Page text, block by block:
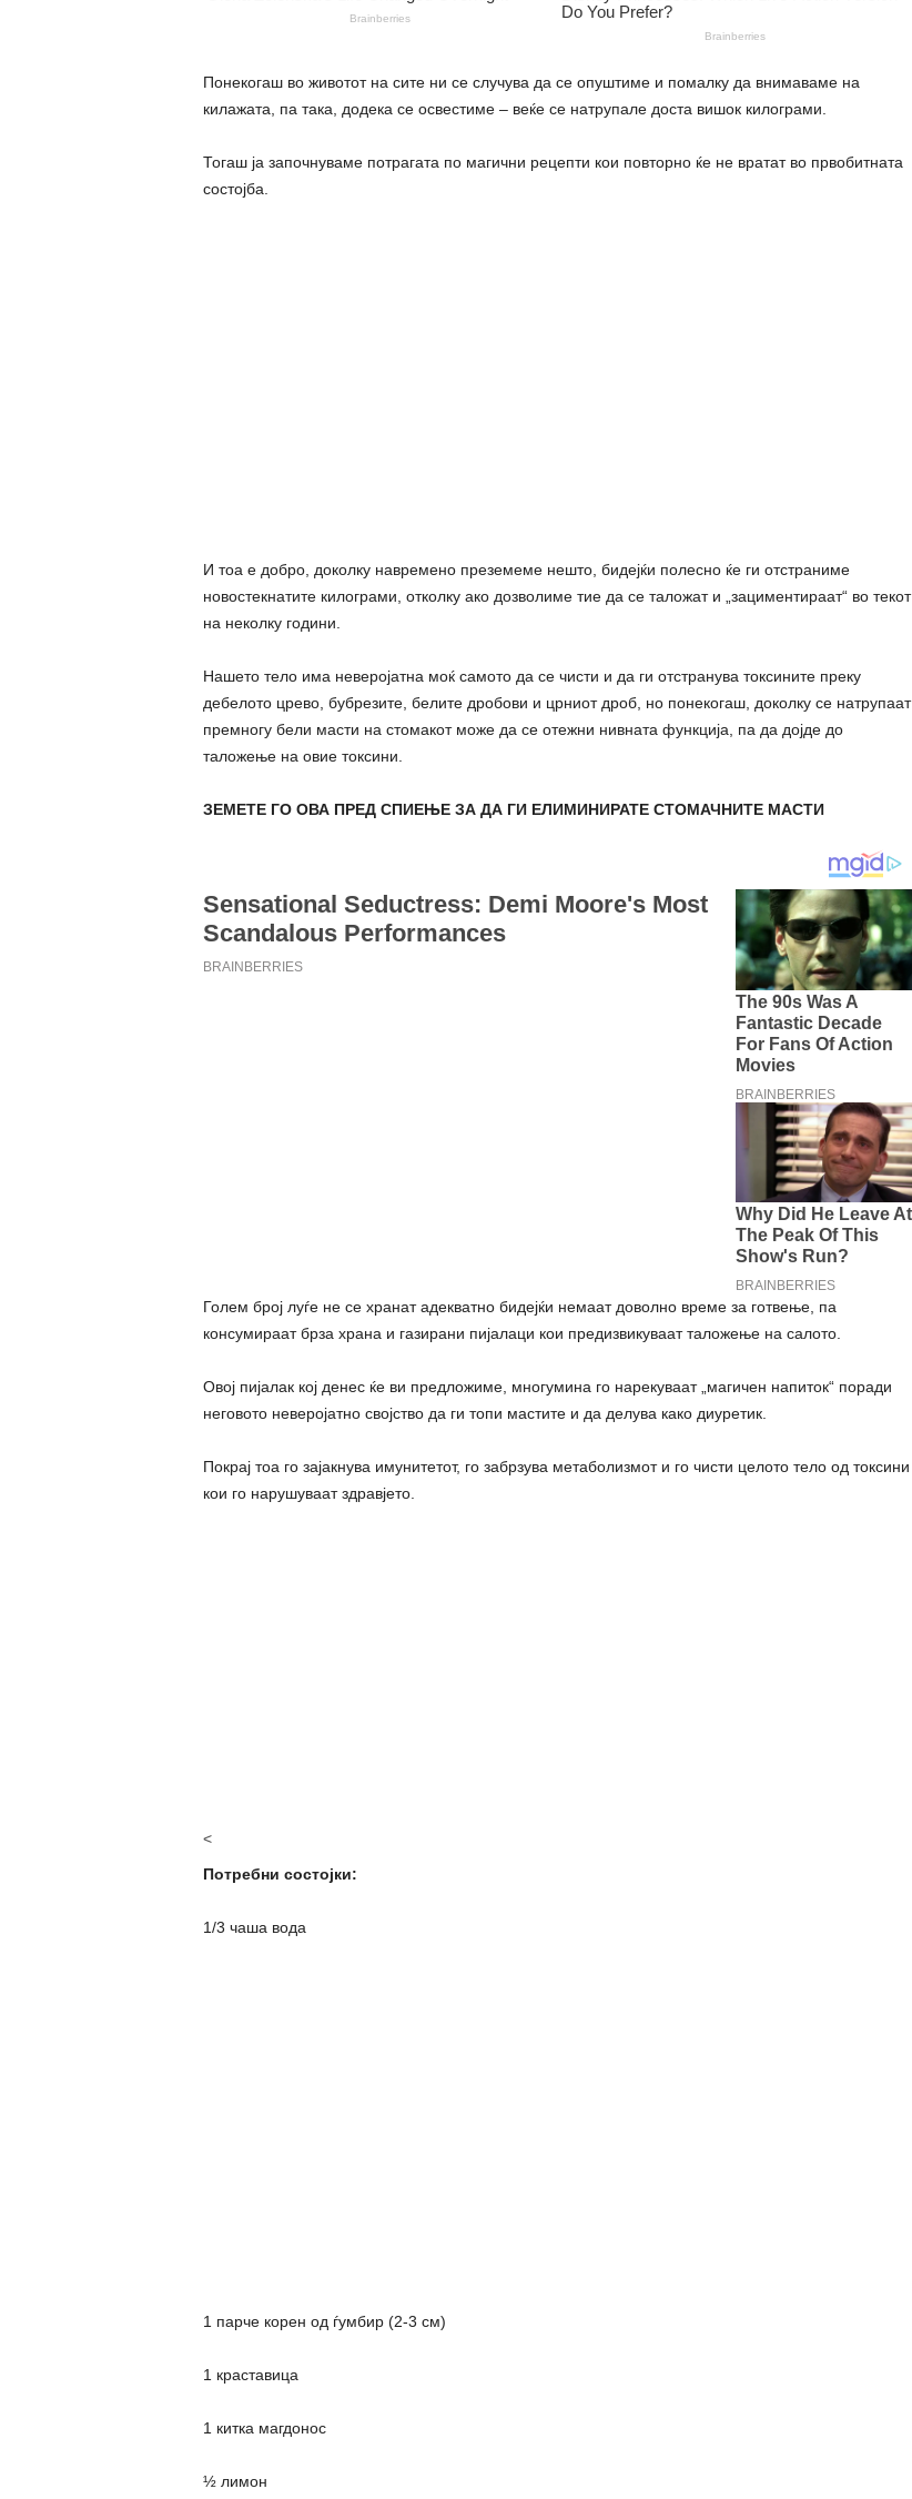
Понекогаш во животот на сите ни се случува да се опуштиме и помалку да внимаваме на
килажата, па така, додека се освестиме – веќе се натрупале доста вишок килограми.
Тогаш ја започнуваме потрагата по магични рецепти кои повторно ќе не вратат во првобитната
состојба.
И тоа е добро, доколку навремено преземеме нешто, бидејќи полесно ќе ги отстраниме
новостекнатите килограми, отколку ако дозволиме тие да се таложат и „зациментираат“ во текот
на неколку години.
Нашето тело има неверојатна моќ самото да се чисти и да ги отстранува токсините преку
дебелото црево, бубрезите, белите дробови и црниот дроб, но понекогаш, доколку се натрупаат
премногу бели масти на стомакот може да се отежни нивната функција, па да дојде до
таложење на овие токсини.
ЗЕМЕТЕ ГО ОВА ПРЕД СПИЕЊЕ ЗА ДА ГИ ЕЛИМИНИРАТЕ СТОМАЧНИТЕ МАСТИ
Голем број луѓе не се хранат адекватно бидејќи немаат доволно време за готвење, па
консумираат брза храна и газирани пијалаци кои предизвикуваат таложење на салото.
Овој пијалак кој денес ќе ви предложиме, многумина го нарекуваат „магичен напиток“ поради
неговото неверојатно својство да ги топи мастите и да делува како диуретик.
Покрај тоа го зајакнува имунитетот, го забрзува метаболизмот и го чисти целото тело од токсини
кои го нарушуваат здравјето.
<
Потребни состојки:
1/3 чаша вода
1 парче корен од ѓумбир (2-3 см)
1 краставица
1 китка магдонос
½ лимон